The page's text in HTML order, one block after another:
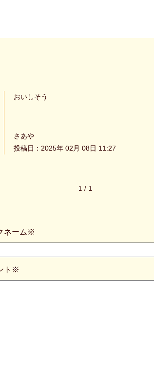
おいしそう
さあや
投稿日：2025年 02月 08日 11:27
1 / 1
ネーム※
ト※